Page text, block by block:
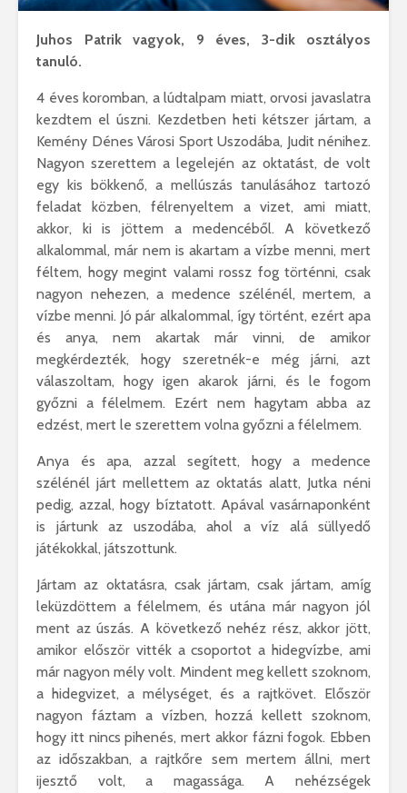
Juhos Patrik vagyok, 9 éves, 3-dik osztályos
tanuló.
4 éves koromban, a lúdtalpam miatt, orvosi javaslatra
kezdtem el úszni. Kezdetben heti kétszer jártam, a
Kemény Dénes Városi Sport Uszodába, Judit nénihez.
Nagyon szerettem a legelején az oktatást, de volt
egy kis bökkenő, a mellúszás tanulásához tartozó
feladat közben, félrenyeltem a vizet, ami miatt,
akkor, ki is jöttem a medencéből. A következő
alkalommal, már nem is akartam a vízbe menni, mert
féltem, hogy megint valami rossz fog történni, csak
nagyon nehezen, a medence szélénél, mertem, a
vízbe menni. Jó pár alkalommal, így történt, ezért apa
és anya, nem akartak már vinni, de amikor
megkérdezték, hogy szeretnék-e még járni, azt
válaszoltam, hogy igen akarok járni, és le fogom
győzni a félelmem. Ezért nem hagytam abba az
edzést, mert le szerettem volna győzni a félelmem.
Anya és apa, azzal segített, hogy a medence
szélénél járt mellettem az oktatás alatt, Jutka néni
pedig, azzal, hogy bíztatott. Apával vasárnaponként
is jártunk az uszodába, ahol a víz alá süllyedő
játékokkal, játszottunk.
Jártam az oktatásra, csak jártam, csak jártam, amíg
leküzdöttem a félelmem, és utána már nagyon jól
ment az úszás. A következő nehéz rész, akkor jött,
amikor először vitték a csoportot a hidegvízbe, ami
már nagyon mély volt. Mindent meg kellett szoknom,
a hidegvizet, a mélységet, és a rajtkövet. Először
nagyon fáztam a vízben, hozzá kellett szoknom,
hogy itt nincs pihenés, mert akkor fázni fogok. Ebben
az időszakban, a rajtkőre sem mertem állni, mert
ijesztő volt, a magassága. A nehézségek